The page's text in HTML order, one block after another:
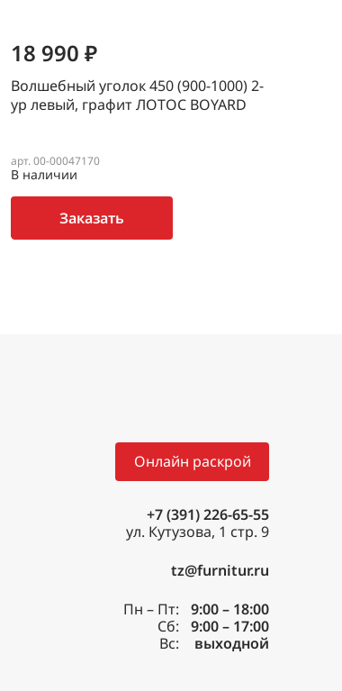
18 990 ₽
Волшебный уголок 450 (900-1000) 2-
ур левый, графит ЛОТОС BOYARD
арт. 00-00047170
В наличии
Заказать
Онлайн раскрой
+7 (391) 226-65-55
ул. Кутузова, 1 стр. 9
tz@furnitur.ru
Пн – Пт:
9:00 – 18:00
Сб:
9:00 – 17:00
Вс:
выходной